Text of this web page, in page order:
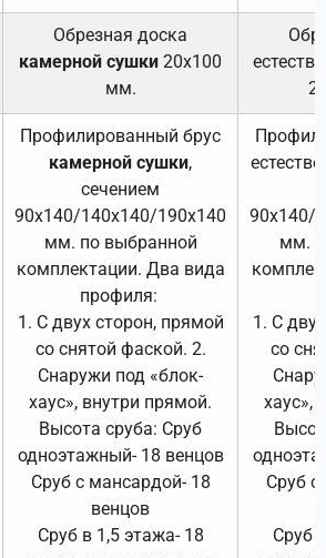
Обрезная доска
камерной сушки 20х100
мм.
Профилированный брус
камерной сушки,
сечением
90х140/140х140/190х140
мм. по выбранной
комплектации. Два вида
профиля:
1. С двух сторон, прямой
со снятой фаской. 2.
Снаружи под «блок-
хаус», внутри прямой.
Высота сруба: Сруб
одноэтажный- 18 венцов
Сруб с мансардой- 18
венцов
Сруб в 1,5 этажа- 18
90х140/
мм.
1. С
со
хаус»,
Сруб с
Сруб